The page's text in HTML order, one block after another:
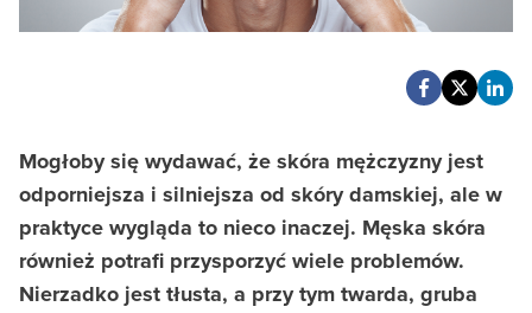
Mogłoby się wydawać, że skóra mężczyzny jest
odporniejsza i silniejsza od skóry damskiej, ale w
praktyce wygląda to nieco inaczej. Męska skóra
również potrafi przysporzyć wiele problemów.
Nierzadko jest tłusta, a przy tym twarda, gruba